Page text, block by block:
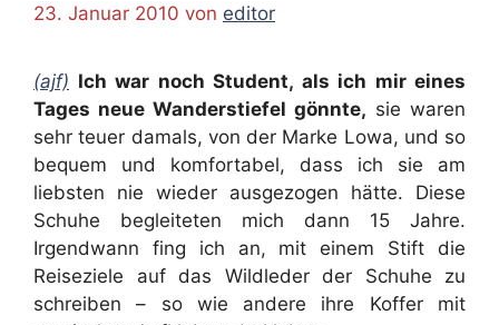
23. Januar 2010 von editor
(ajf) Ich war noch Student, als ich mir eines
Tages neue Wanderstiefel gönnte, sie waren
sehr teuer damals, von der Marke Lowa, und so
bequem und komfortabel, dass ich sie am
liebsten nie wieder ausgezogen hätte. Diese
Schuhe begleiteten mich dann 15 Jahre.
Irgendwann fing ich an, mit einem Stift die
Reiseziele auf das Wildleder der Schuhe zu
schreiben – so wie andere ihre Koffer mit